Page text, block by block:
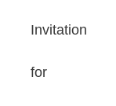
Invitation
for